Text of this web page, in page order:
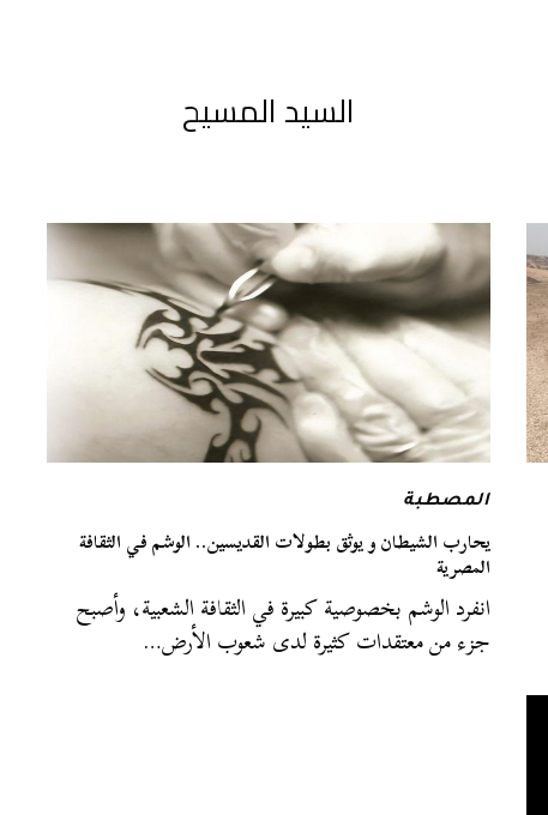
السيد المسيح
المصطبة
يحارب الشيطان و يوثق بطولات القديسين.. الوشم في الثقافة
المصرية
انفرد الوشم بخصوصية كبيرة في الثقافة الشعبية، وأصبح
جزء من معتقدات كثيرة لدى شعوب الأرض…